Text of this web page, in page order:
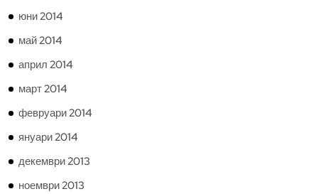
юни 2014
май 2014
април 2014
март 2014
февруари 2014
януари 2014
декември 2013
ноември 2013